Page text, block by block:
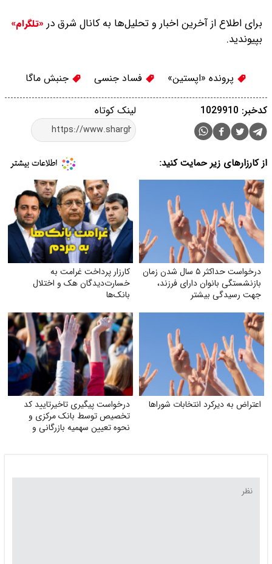
برای اطلاع از آخرین اخبار و تحلیل‌ها به کانال شرق در «تلگرام»
بپیوندید.
پرونده «اپستین» فساد جنسی جنبش ماگا
لینک کوتاه کدخبر: 1029910
از کارزارهای زیر حمایت کنید:
درخواست حداکثر ۵ سال شدن زمان
بازنشستگی بانوان دارای فرزند،
جهت رسیدگی بیشتر
کارزار پرداخت غرامت به
خسارت‌دیدگان هک و اختلال
بانک‌ها
اعتراض به دیرکرد انتخابات شوراها
درخواست پیگیری تاخیرتایید کد
تخصیص توسط بانک مرکزی و
نحوه تعیین سهمیه بازرگانی و